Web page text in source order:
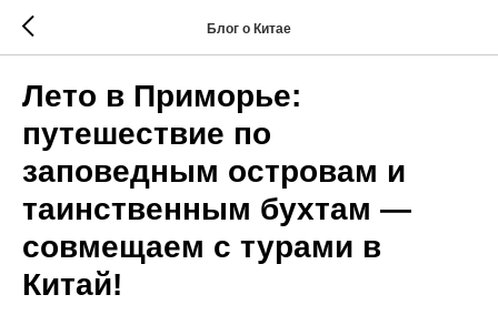
Блог о Китае
Лето в Приморье:
путешествие по
заповедным островам и
таинственным бухтам —
совмещаем с турами в
Китай!